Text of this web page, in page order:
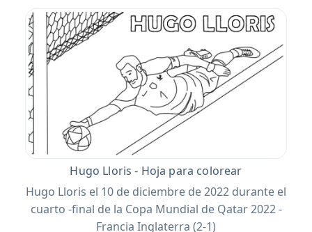
Hugo Lloris - Hoja para colorear
Hugo Lloris el 10 de diciembre de 2022 durante el
cuarto -final de la Copa Mundial de Qatar 2022 -
Francia Inglaterra (2-1)